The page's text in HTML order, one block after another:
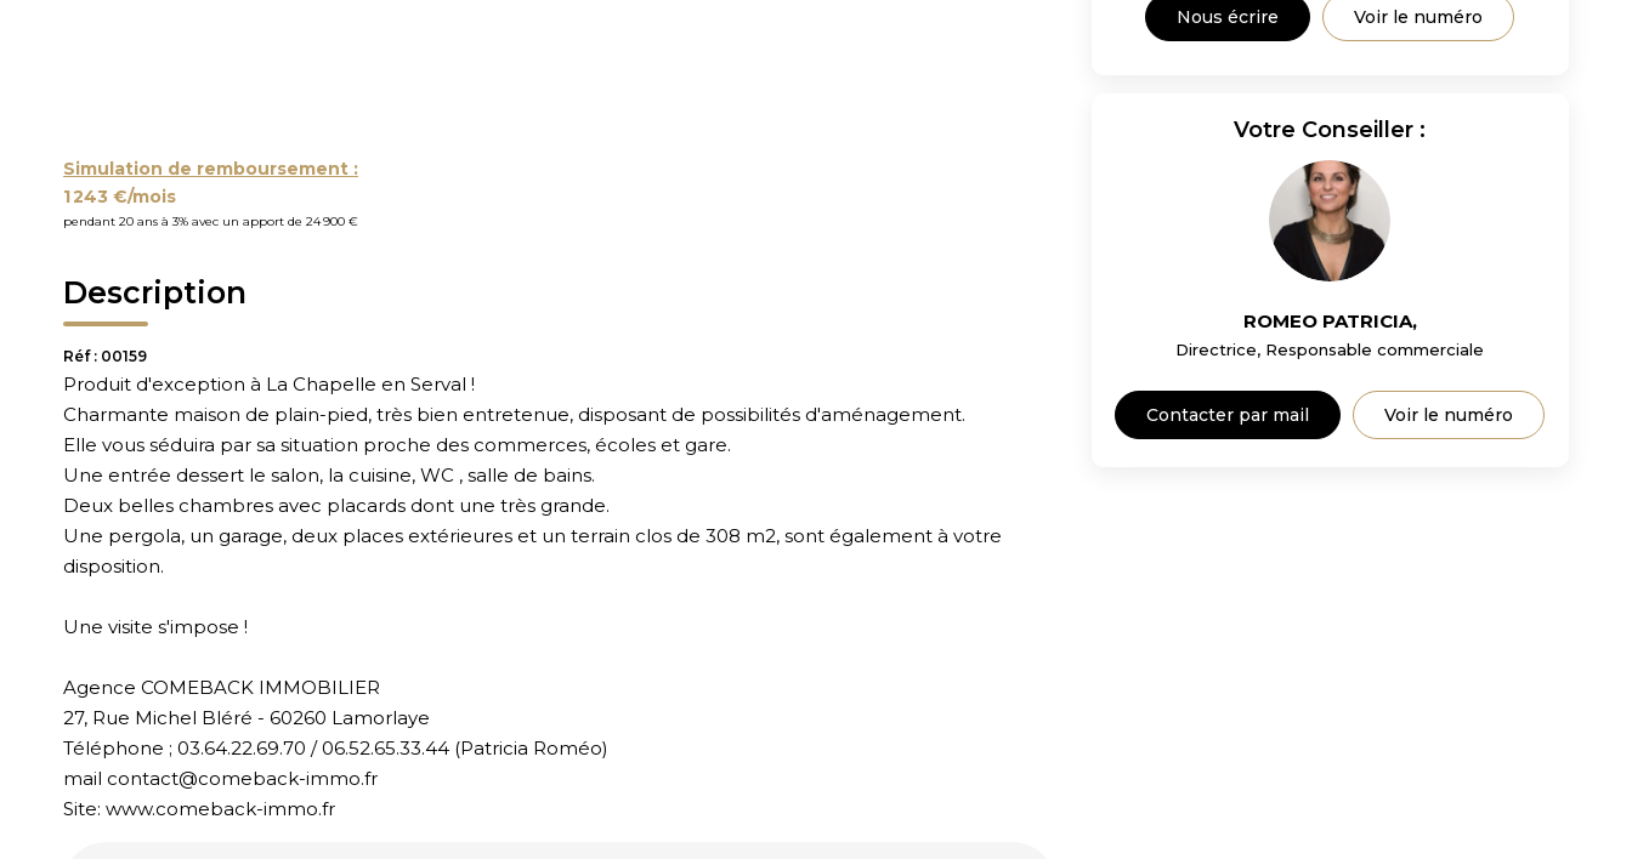
Simulation de remboursement :
1 243 €/mois
pendant 20 ans à 3% avec un apport de 24 900 €
Description
Réf : 00159
Produit d'exception à La Chapelle en Serval !
Charmante maison de plain-pied, très bien entretenue, disposant de possibilités d'aménagement.
Elle vous séduira par sa situation proche des commerces, écoles et gare.
Une entrée dessert le salon, la cuisine, WC , salle de bains.
Deux belles chambres avec placards dont une très grande.
Une pergola, un garage, deux places extérieures et un terrain clos de 308 m2, sont également à votre
disposition.
Une visite s'impose !
Agence COMEBACK IMMOBILIER
27, Rue Michel Bléré - 60260 Lamorlaye
Téléphone ; 03.64.22.69.70 / 06.52.65.33.44 (Patricia Roméo)
mail contact@comeback-immo.fr
Site: www.comeback-immo.fr
Nous écrire Voir le numéro
Votre Conseiller :
ROMEO PATRICIA,
Directrice, Responsable commerciale
Contacter par mail Voir le numéro